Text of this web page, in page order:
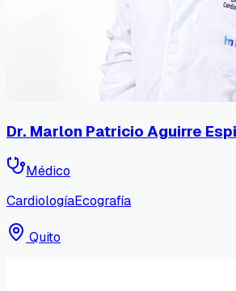
Dr. Marlon Patricio Aguirre
Médico
CardiologíaEcografía
Quito